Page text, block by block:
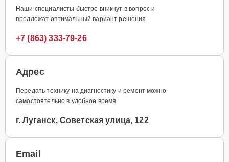
Наши специалисты быстро вникнут в вопрос и
предложат оптимальный вариант решения
+7 (863) 333-79-26
Адрес
Передать технику на диагностику и ремонт можно
самостоятельно в удобное время
г. Луганск, Советская улица, 122
Email